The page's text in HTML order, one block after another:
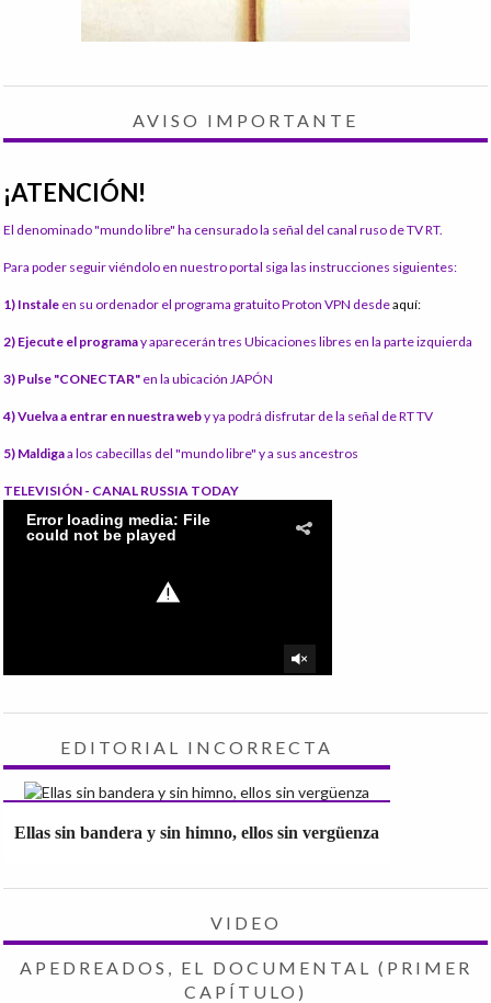
AVISO IMPORTANTE
¡ATENCIÓN!
El denominado "mundo libre" ha censurado la señal del canal ruso de TV RT.
Para poder seguir viéndolo en nuestro portal siga las instrucciones siguientes:
1) Instale en su ordenador el programa gratuito Proton VPN desdeaquí:
2) Ejecute el programay aparecerán tres Ubicaciones libres en la parte izquierda
3) Pulse "CONECTAR" en la ubicación JAPÓN
4) Vuelva a entrar en nuestra weby ya podrá disfrutar de la señal de RT TV
5) Maldigaa los cabecillas del "mundo libre" y a sus ancestros
TELEVISIÓN - CANAL RUSSIA TODAY
EDITORIAL INCORRECTA
Ellas sin bandera y sin himno, ellos sin vergüenza
VIDEO
APEDREADOS, EL DOCUMENTAL (PRIMER
CAPÍTULO)